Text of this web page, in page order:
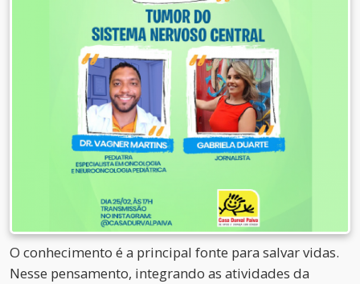
O conhecimento é a principal fonte para salvar vidas.
Nesse pensamento, integrando as atividades da